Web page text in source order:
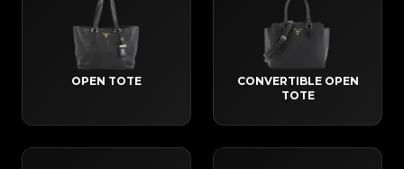
OPEN TOTE
CONVERTIBLE OPEN
TOTE